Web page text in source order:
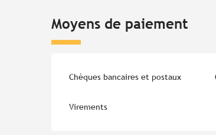
Moyens de paiement
Chèques bancaires et postaux
Virements